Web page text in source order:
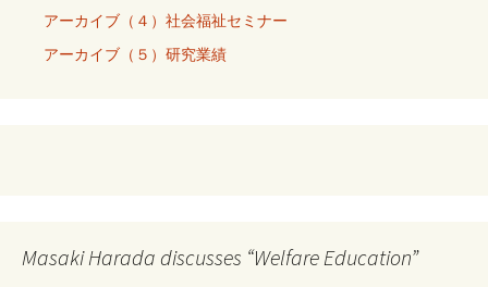
アーカイブ（４）社会福祉セミナー
アーカイブ（５）研究業績
Masaki Harada discusses “Welfare Education”